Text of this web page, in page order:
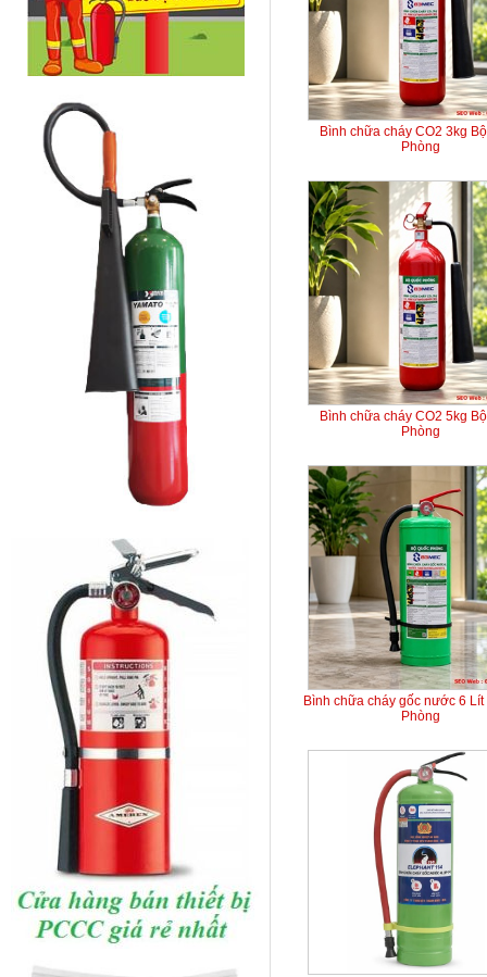
Bình chữa cháy CO2 3kg
Phòng
Bình chữa cháy CO2 5kg
Phòng
Bình chữa cháy gốc nước 6 Lít
Phòng